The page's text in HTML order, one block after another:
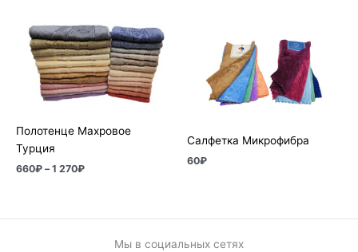
Полотенце Махровое
Турция
660₽ – 1 270₽
цен:
660₽
–
1
270₽
Салфетка Микрофибра
60₽
Мы в социальных сетях